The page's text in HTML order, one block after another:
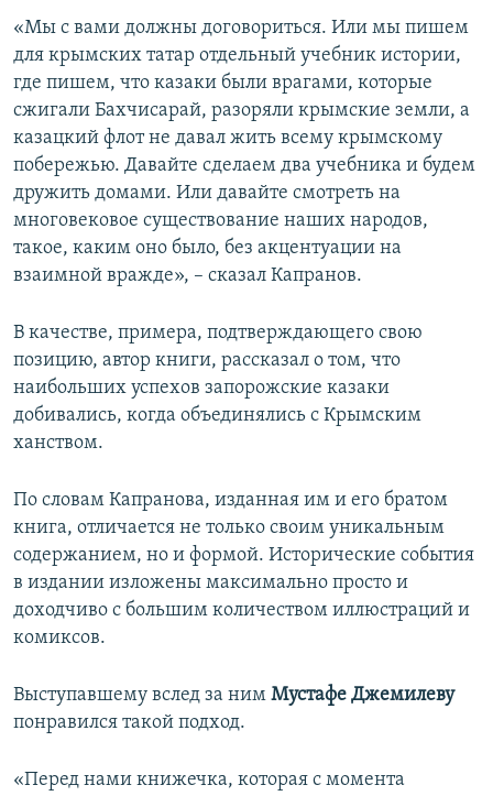
«Мы с вами должны договориться. Или мы пишем
для крымских татар отдельный учебник истории,
где пишем, что казаки были врагами, которые
сжигали Бахчисарай, разоряли крымские земли, а
казацкий флот не давал жить всему крымскому
побережью. Давайте сделаем два учебника и будем
дружить домами. Или давайте смотреть на
многовековое существование наших народов,
такое, каким оно было, без акцентуации на
взаимной вражде», – сказал Капранов.
В качестве, примера, подтверждающего свою
позицию, автор книги, рассказал о том, что
наибольших успехов запорожские казаки
добивались, когда объединялись с Крымским
ханством.
По словам Капранова, изданная им и его братом
книга, отличается не только своим уникальным
содержанием, но и формой. Исторические события
в издании изложены максимально просто и
доходчиво с большим количеством иллюстраций и
комиксов.
Выступавшему вслед за ним Мустафе Джемилеву
понравился такой подход.
«Перед нами книжечка, которая с момента